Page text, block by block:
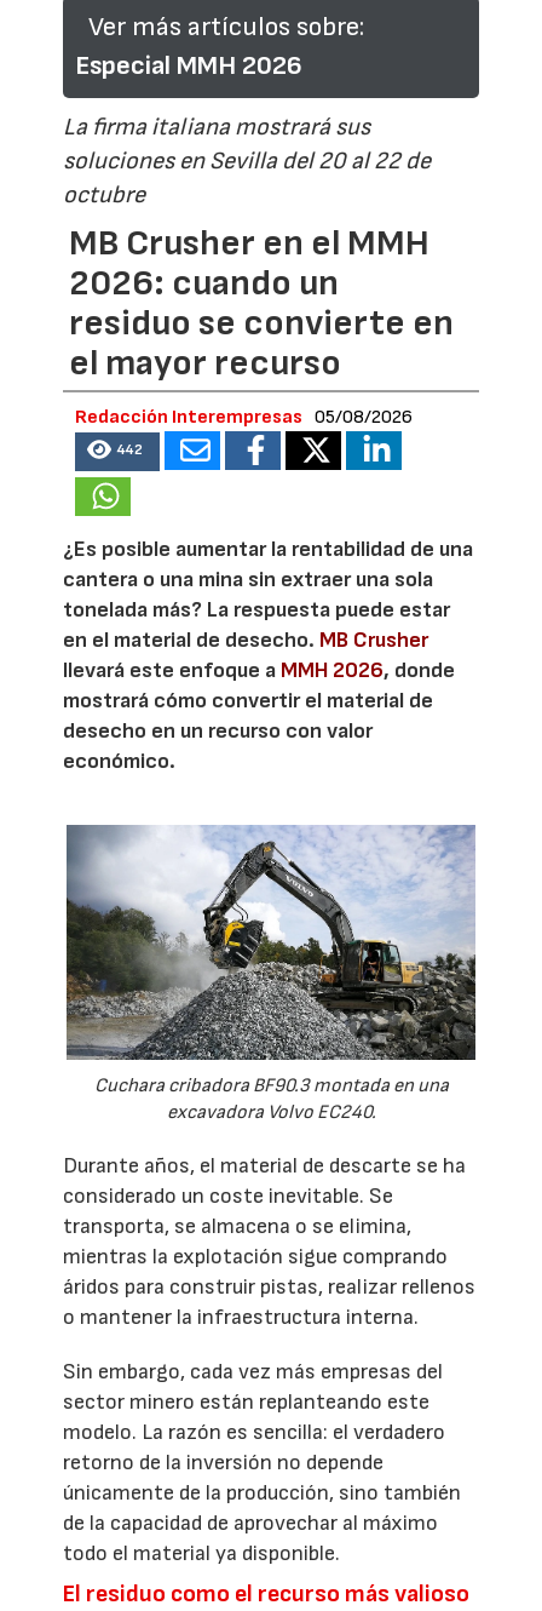
Ver más artículos sobre:
Especial MMH 2026
La firma italiana mostrará sus
soluciones en Sevilla del 20 al 22 de
octubre
MB Crusher en el MMH
2026: cuando un
residuo se convierte en
el mayor recurso
Redacción Interempresas 05/08/2026
442
¿Es posible aumentar la rentabilidad de una
cantera o una mina sin extraer una sola
tonelada más? La respuesta puede estar
en el material de desecho. MB Crusher
llevará este enfoque a MMH 2026, donde
mostrará cómo convertir el material de
desecho en un recurso con valor
económico.
Cuchara cribadora BF90.3 montada en una
excavadora Volvo EC240.
Durante años, el material de descarte se ha
considerado un coste inevitable. Se
transporta, se almacena o se elimina,
mientras la explotación sigue comprando
áridos para construir pistas, realizar rellenos
o mantener la infraestructura interna.
Sin embargo, cada vez más empresas del
sector minero están replanteando este
modelo. La razón es sencilla: el verdadero
retorno de la inversión no depende
únicamente de la producción, sino también
de la capacidad de aprovechar al máximo
todo el material ya disponible.
El residuo como el recurso más valioso